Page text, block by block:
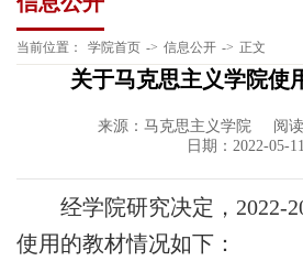
当前位置： 学院首页 -> 信息公开 -> 正文
关于马克思主义学院使
来源：马克思主义学院 阅
日期：2022-05-11
经学院研究决定， 2022-
使用的教材情况如下：